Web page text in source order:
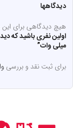
دیدگاهها
هیچ دیدگاهی برای
میلی وات”
برای ثبت نقد و بررسی